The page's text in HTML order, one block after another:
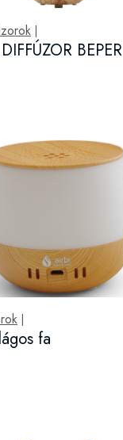
BEPER
fa